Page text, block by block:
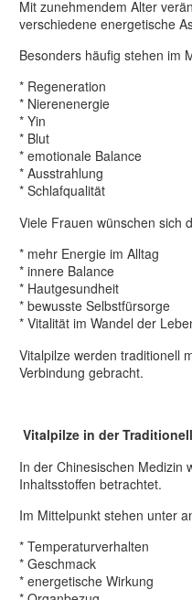
Mit zunehmendem Alter
verschiedene energetische
Besonders häufig stehen im
* Regeneration
* Nierenenergie
* Yin
* Blut
* emotionale Balance
* Ausstrahlung
* Schlafqualität
Viele Frauen wünschen sich
* mehr Energie im Alltag
* innere Balance
* Hautgesundheit
* bewusste Selbstfürsorge
* Vitalität im Wandel der
Vitalpilze werden traditionell
Verbindung gebracht.
Vitalpilze in der
In der Chinesischen Medizin
Inhaltsstoffen betrachtet.
Im Mittelpunkt stehen unter
* Temperaturverhalten
* Geschmack
* energetische Wirkung